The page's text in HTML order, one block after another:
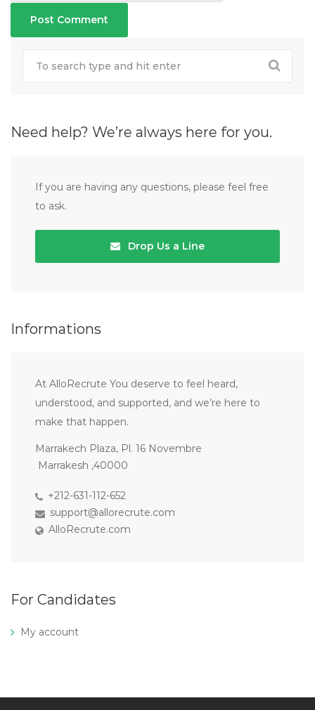
Need help? We’re always here for you.
If you are having any questions, please feel free
to ask.
Drop Us a Line
Informations
At AlloRecrute You deserve to feel heard,
understood, and supported, and we’re here to
make that happen.
Marrakech Plaza, Pl. 16 Novembre
Marrakesh ,40000
+212-631-112-652
support@allorecrute.com
AlloRecrute.com
For Candidates
My account